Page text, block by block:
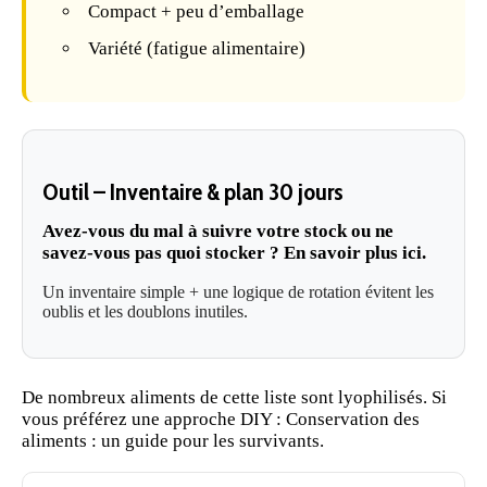
Compact + peu d’emballage
Variété (fatigue alimentaire)
Outil – Inventaire & plan 30 jours
Avez-vous du mal à suivre votre stock ou ne
savez-vous pas quoi stocker ? En savoir plus ici.
Un inventaire simple + une logique de rotation évitent les
oublis et les doublons inutiles.
De nombreux aliments de cette liste sont lyophilisés. Si
vous préférez une approche DIY : Conservation des
aliments : un guide pour les survivants.